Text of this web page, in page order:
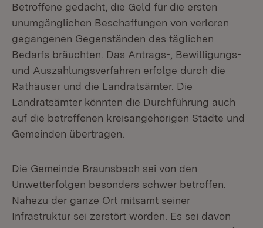
Betroffene gedacht, die Geld für die ersten
unumgänglichen Beschaffungen von verloren
gegangenen Gegenständen des täglichen
Bedarfs bräuchten. Das Antrags-, Bewilligungs-
und Auszahlungsverfahren erfolge durch die
Rathäuser und die Landratsämter. Die
Landratsämter könnten die Durchführung auch
auf die betroffenen kreisangehörigen Städte und
Gemeinden übertragen.
Die Gemeinde Braunsbach sei von den
Unwetterfolgen besonders schwer betroffen.
Nahezu der ganze Ort mitsamt seiner
Infrastruktur sei zerstört worden. Es sei davon